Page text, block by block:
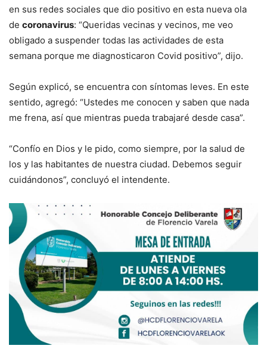
en sus redes sociales que dio positivo en esta nueva ola
de coronavirus: “Queridas vecinas y vecinos, me veo
obligado a suspender todas las actividades de esta
semana porque me diagnosticaron Covid positivo”, dijo.
Según explicó, se encuentra con síntomas leves. En este
sentido, agregó: “Ustedes me conocen y saben que nada
me frena, así que mientras pueda trabajaré desde casa”.
“Confío en Dios y le pido, como siempre, por la salud de
los y las habitantes de nuestra ciudad. Debemos seguir
cuidándonos”, concluyó el intendente.